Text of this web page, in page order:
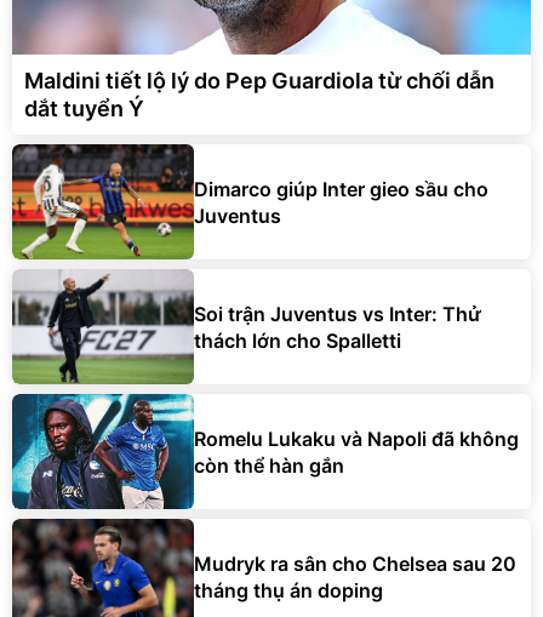
Maldini tiết lộ lý do Pep Guardiola từ chối dẫn
dắt tuyển Ý
Dimarco giúp Inter gieo sầu cho
Juventus
Soi trận Juventus vs Inter: Thử
thách lớn cho Spalletti
Romelu Lukaku và Napoli đã không
còn thể hàn gắn
Mudryk ra sân cho Chelsea sau 20
tháng thụ án doping